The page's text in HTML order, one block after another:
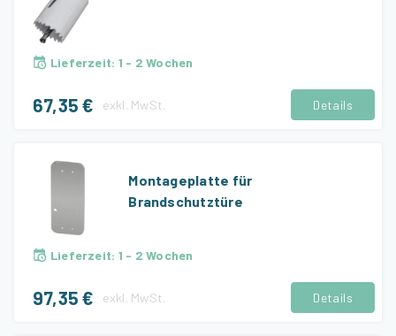
Lieferzeit: 1 - 2 Wochen
67,35 € exkl. MwSt. Details
Montageplatte für
Brandschutztüre
Lieferzeit: 1 - 2 Wochen
97,35 € exkl. MwSt. Details